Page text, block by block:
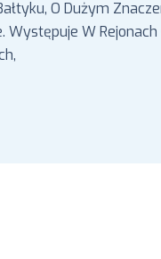
O Dużym
W Rejonach